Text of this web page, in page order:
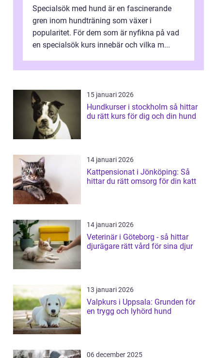
Specialsök med hund är en fascinerande
gren inom hundträning som växer i
popularitet. För dem som är nyfikna på vad
en specialsök kurs innebär och vilka m...
15 januari 2026
Hundkurser i stockholm så hittar
du rätt kurs för dig och din hund
14 januari 2026
Kattpensionat i Jönköping: Så
hittar du rätt omsorg för din katt
14 januari 2026
Veterinär i Göteborg - så hittar
djurägare rätt vård för sina djur
13 januari 2026
Valpkurs i Uppsala: Grunden för
en trygg och lyhörd hund
06 december 2025